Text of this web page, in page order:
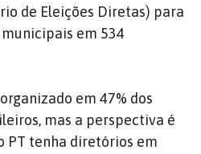
de Eleições Diretas) para
em 534
em 47% dos
mas a perspectiva é
PT tenha diretórios em